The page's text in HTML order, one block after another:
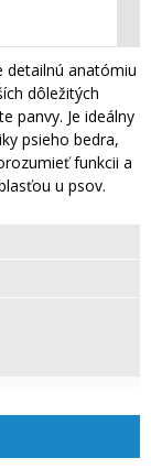
detailnú anatómiu
dôležitých
panvy. Je ideálny
psieho bedra,
funkcii a
u psov.